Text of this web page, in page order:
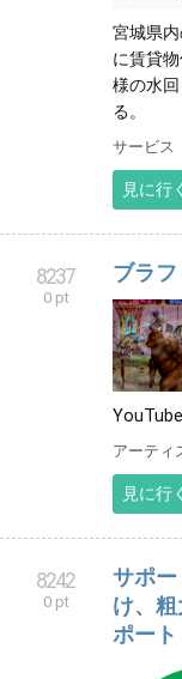
宮城県
に賃貸
様の水
る。
サービス
見に行く
8237
0 pt
ブラフ
アーティ
見に行く
8242
0 pt
サポー
け、
ポート